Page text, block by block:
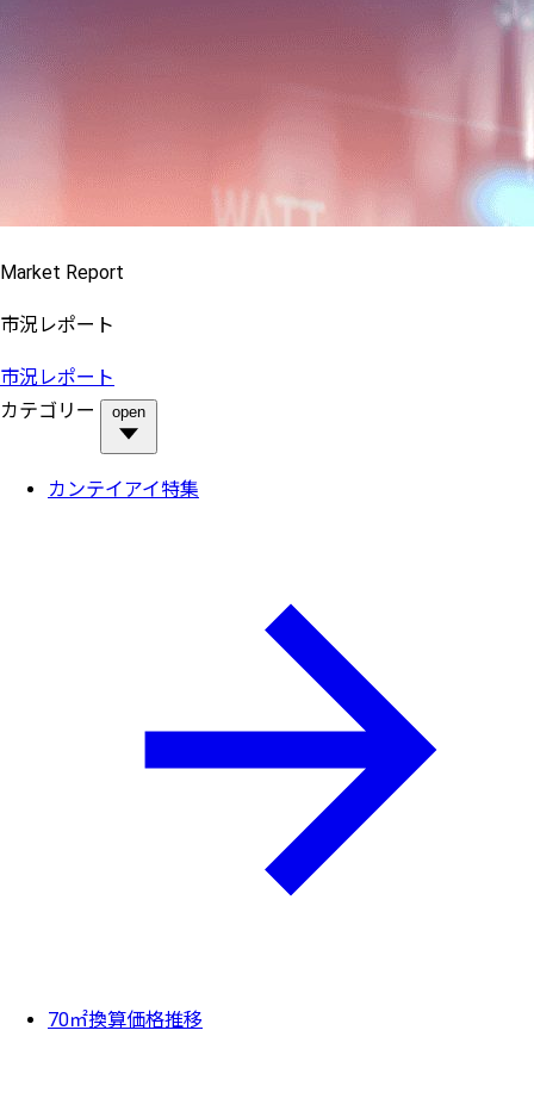
Market Report
市況レポート
市況レポート
カテゴリー
open
カンテイアイ特集
70㎡換算価格推移